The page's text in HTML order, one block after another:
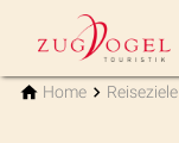
Home Reiseziele